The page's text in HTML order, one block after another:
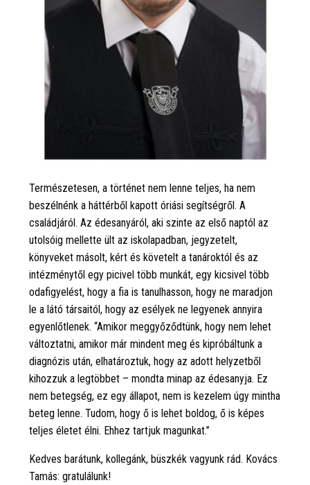
Természetesen, a történet nem lenne teljes, ha nem
beszélnénk a háttérből kapott óriási segítségről. A
családjáról. Az édesanyáról, aki szinte az első naptól az
utolsóig mellette ült az iskolapadban, jegyzetelt,
könyveket másolt, kért és követelt a tanároktól és az
intézménytől egy picivel több munkát, egy kicsivel több
odafigyelést, hogy a fia is tanulhasson, hogy ne maradjon
le a látó társaitól, hogy az esélyek ne legyenek annyira
egyenlőtlenek. “Amikor meggyőződtünk, hogy nem lehet
változtatni, amikor már mindent meg és kipróbáltunk a
diagnózis után, elhatároztuk, hogy az adott helyzetből
kihozzuk a legtöbbet – mondta minap az édesanyja. Ez
nem betegség, ez egy állapot, nem is kezelem úgy mintha
beteg lenne. Tudom, hogy ő is lehet boldog, ő is képes
teljes életet élni. Ehhez tartjuk magunkat.”
Kedves barátunk, kollegánk, büszkék vagyunk rád. Kovács
Tamás: gratulálunk!